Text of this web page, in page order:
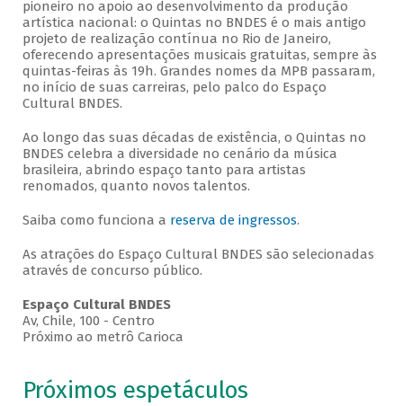
pioneiro no apoio ao desenvolvimento da produção
artística nacional: o Quintas no BNDES é o mais antigo
projeto de realização contínua no Rio de Janeiro,
oferecendo apresentações musicais gratuitas, sempre às
quintas-feiras às 19h. Grandes nomes da MPB passaram,
no início de suas carreiras, pelo palco do Espaço
Cultural BNDES.
Ao longo das suas décadas de existência, o Quintas no
BNDES celebra a diversidade no cenário da música
brasileira, abrindo espaço tanto para artistas
renomados, quanto novos talentos.
Saiba como funciona a reserva de ingressos.
As atrações do Espaço Cultural BNDES são selecionadas
através de concurso público.
Espaço Cultural BNDES
Av, Chile, 100 - Centro
Próximo ao metrô Carioca
Próximos espetáculos